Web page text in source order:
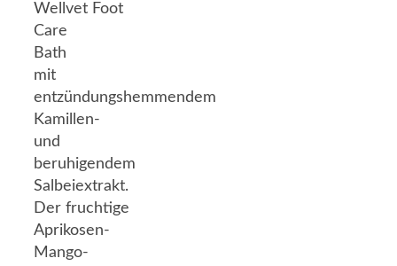
Wellvet Foot
Care
Bath
mit
entzündungshemmendem
Kamillen-
und
beruhigendem
Salbeiextrakt.
Der fruchtige
Aprikosen-
Mango-